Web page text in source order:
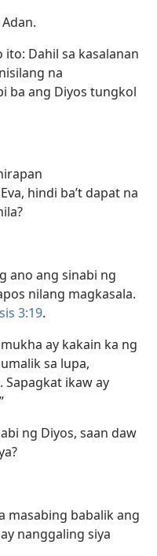
ito: Dahil sa kasalanan
na
ba ang Diyos tungkol
hindi ba’t dapat na
ano ang sinabi ng
nilang magkasala.
3:19.
ay kakain ka ng
sa lupa,
ikaw ay
ng Diyos, saan daw
masabing babalik ang
nanggaling siya